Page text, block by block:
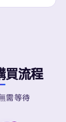
買流程
需等待